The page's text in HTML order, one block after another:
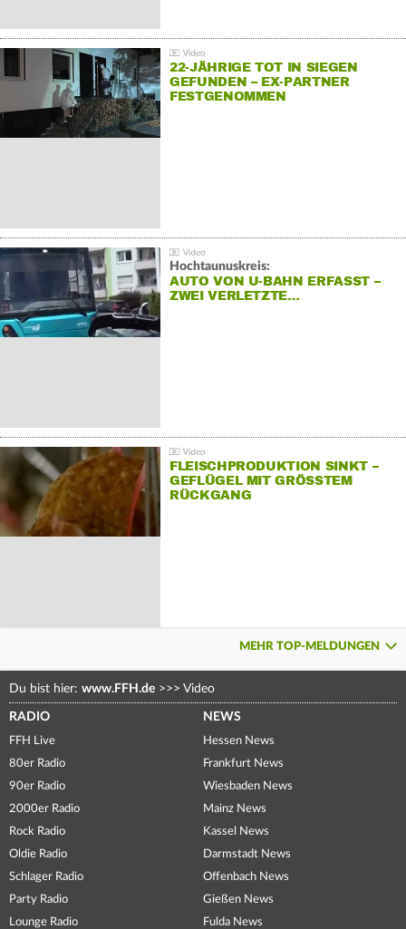
22-JÄHRIGE TOT IN SIEGEN
GEFUNDEN – EX-PARTNER
FESTGENOMMEN
Hochtaunuskreis:
AUTO VON U-BAHN ERFASST –
ZWEI VERLETZTE…
FLEISCHPRODUKTION SINKT –
GEFLÜGEL MIT GRÖSSTEM R
ÜCKGANG
MEHR TOP-MELDUNGEN
Du bist hier: www.FFH.de >>> Video
RADIO
FFH Live
80er Radio
90er Radio
2000er Radio
Rock Radio
Oldie Radio
Schlager Radio
Party Radio
Lounge Radio
NEWS
Hessen News
Frankfurt News
Wiesbaden News
Mainz News
Kassel News
Darmstadt News
Offenbach News
Gießen News
Fulda News